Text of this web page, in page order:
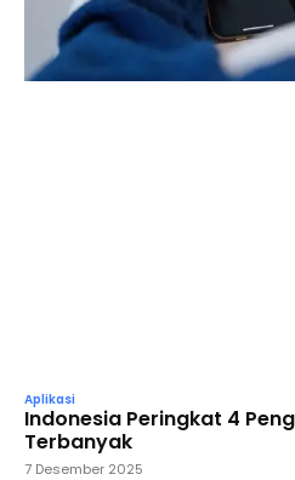
Aplikasi
Indonesia Peringkat 4
Terbanyak
7 Desember 2025